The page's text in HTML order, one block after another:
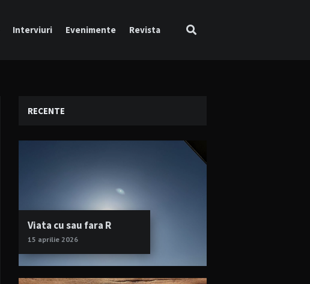
Interviuri Evenimente Revista
RECENTE
Viata cu sau fara R
15 aprilie 2026